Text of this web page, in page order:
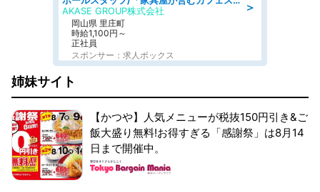
＞
AKASE GROUP株式会社
岡山県 里庄町
時給1,100円～
正社員
スポンサー：求人ボックス
姉妹サイト
【かつや】人気メニューが税抜150円引き&ご
飯大盛り無料!お得すぎる「感謝祭」は8月14
日まで開催中。